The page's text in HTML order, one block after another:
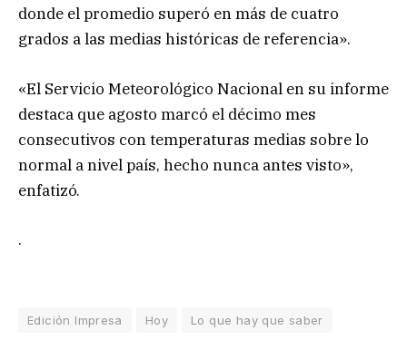
donde el promedio superó en más de cuatro
grados a las medias históricas de referencia».
«El Servicio Meteorológico Nacional en su informe
destaca que agosto marcó el décimo mes
consecutivos con temperaturas medias sobre lo
normal a nivel país, hecho nunca antes visto»,
enfatizó.
.
Edición Impresa Hoy Lo que hay que saber